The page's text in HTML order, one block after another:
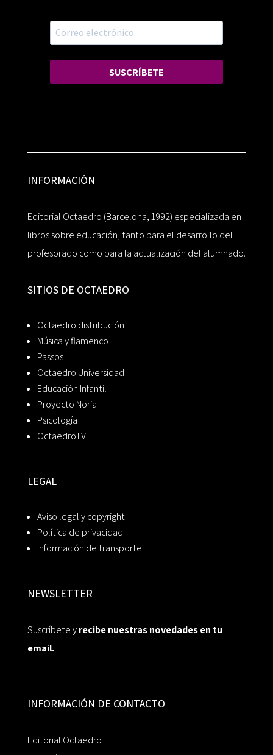
SUSCRÍBETE
INFORMACIÓN
Editorial Octaedro (Barcelona, 1992) especializada en
libros sobre educación, tanto para el desarrollo del
profesorado como para la actualización del alumnado.
SITIOS DE OCTAEDRO
Octaedro distribución
Música y flamenco
Passos
Octaedro Universidad
Educación Infantil
Proyecto Noria
Psicología
OctaedroTV
LEGAL
Aviso legal y copyright
Política de privacidad
Información de transporte
NEWSLETTER
Suscríbete yrecibe nuestras novedades en tu
email.
INFORMACIÓN DE CONTACTO
Editorial Octaedro